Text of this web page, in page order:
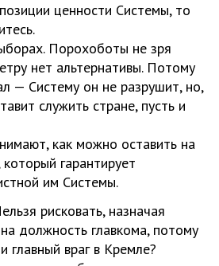
ценности Системы, то
Порохоботы не зря
нет альтернативы. Потому
— Систему он не разрушит, но,
служить стране, пусть и
как можно оставить на
гарантирует
им Системы.
рисковать, назначая
должность главкома, потому
главный враг в Кремле?